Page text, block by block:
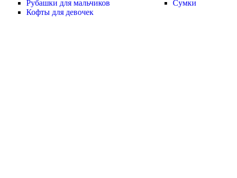
Рубашки для мальчиков
Кофты для девочек
Сумки